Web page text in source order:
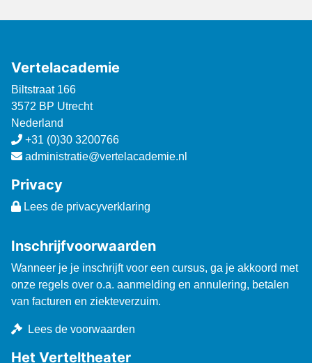
Vertelacademie
Biltstraat 166
3572 BP Utrecht
Nederland
+31 (0)30 3200766
administratie@vertelacademie.nl
Privacy
Lees de privacyverklaring
Inschrijfvoorwaarden
Wanneer je je inschrijft voor een cursus, ga je akkoord met
onze regels over o.a. aanmelding en annulering, betalen
van facturen en ziekteverzuim.
Lees de voorwaarden
Het Verteltheater